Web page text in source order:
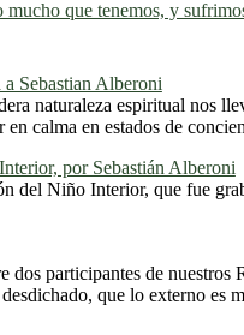
que tenemos, y
Sebastian Alberoni
naturaleza espiritual nos
calma en estados de
por Sebastián Alberoni
del Niño Interior, que fue
participantes de
que lo externo